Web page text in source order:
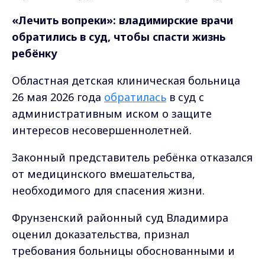
«Лечить вопреки»: владимирские врачи
обратились в суд, чтобы спасти жизнь
ребёнку
Областная детская клиническая больница
26 мая 2026 года обратилась в суд с
административным иском о защите
интересов несовершеннолетней.
Законный представитель ребёнка отказался
от медицинского вмешательства,
необходимого для спасения жизни.
Фрунзенский районный суд Владимира
оценил доказательства, признал
требования больницы обоснованными и